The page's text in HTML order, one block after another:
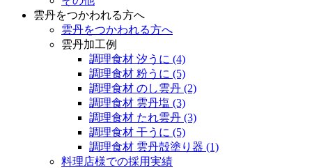
雲丹をつかわれる方へ
雲丹をつかわれる方へ
雲丹加工例
調理食材 汐うに (4)
調理食材 粉うに (5)
調理食材 のし雲丹 (2)
調理食材 雲丹塩 (3)
調理食材 たれ雲丹 (3)
調理食材 干うに (5)
調理食材 雲丹殻塗り器 (1)
料理店様での採用実績